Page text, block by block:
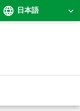
日本語